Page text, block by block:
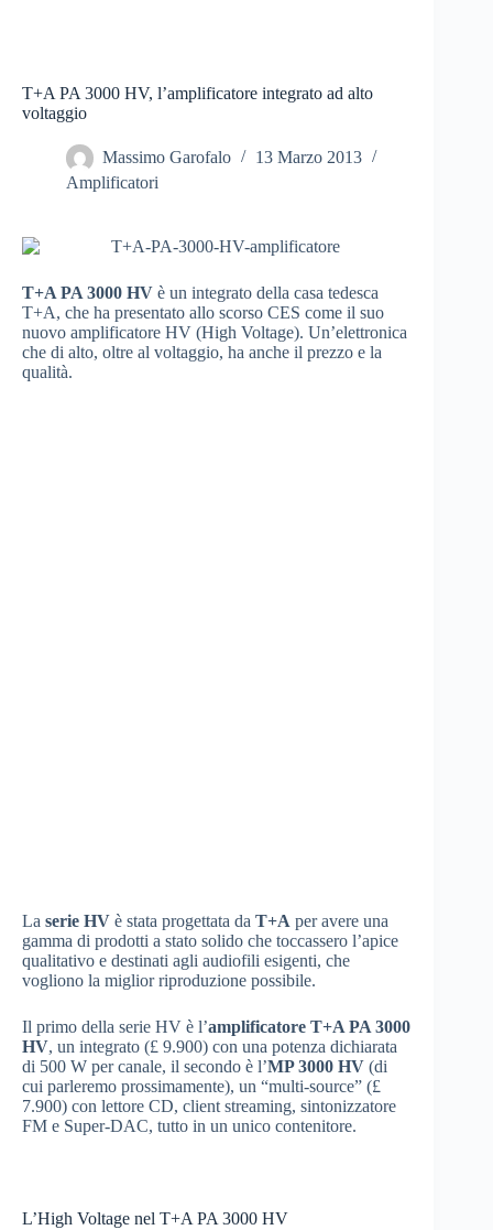
T+A PA 3000 HV, l’amplificatore integrato ad alto
voltaggio
Massimo Garofalo
13 Marzo 2013
Amplificatori
T+A PA 3000 HV è un integrato della casa tedesca
T+A, che ha presentato allo scorso CES come il suo
nuovo amplificatore HV (High Voltage). Un’elettronica
che di alto, oltre al voltaggio, ha anche il prezzo e la
qualità.
La serie HV è stata progettata da T+A per avere una
gamma di prodotti a stato solido che toccassero l’apice
qualitativo e destinati agli audiofili esigenti, che
vogliono la miglior riproduzione possibile.
Il primo della serie HV è l’amplificatore T+A PA 3000
HV, un integrato (£ 9.900) con una potenza dichiarata
di 500 W per canale, il secondo è l’MP 3000 HV (di
cui parleremo prossimamente), un “multi-source” (£
7.900) con lettore CD, client streaming, sintonizzatore
FM e Super-DAC, tutto in un unico contenitore.
L’High Voltage nel T+A PA 3000 HV